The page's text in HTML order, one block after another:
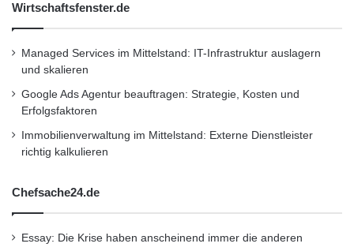
Wirtschaftsfenster.de
Managed Services im Mittelstand: IT-Infrastruktur auslagern
und skalieren
Google Ads Agentur beauftragen: Strategie, Kosten und
Erfolgsfaktoren
Immobilienverwaltung im Mittelstand: Externe Dienstleister
richtig kalkulieren
Chefsache24.de
Essay: Die Krise haben anscheinend immer die anderen